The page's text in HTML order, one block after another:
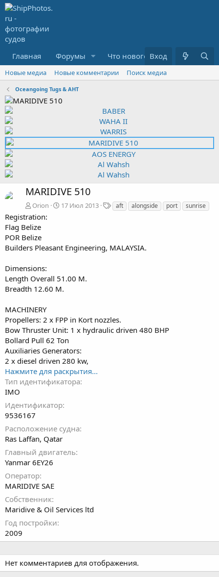
Главная Форумы Что нового? Медиа
Вход
Новые медиа Новые комментарии Поиск медиа
Oceangoing Tugs & AHT
MARIDIVE 510
Orion 17 Июл 2013
Т aft alongside port sunrise
Registration:
Flag Belize
POR Belize
Builders Pleasant Engineering, MALAYSIA.
Dimensions:
Length Overall 51.00 M.
Breadth 12.60 M.
MACHINERY
Propellers: 2 x FPP in Kort nozzles.
Bow Thruster Unit: 1 x hydraulic driven 480 BHP
Bollard Pull 62 Ton
Auxiliaries Generators:
2 x diesel driven 280 kw,
Нажмите для раскрытия...
Тип идентификатора
IMO
Идентификатор
9536167
Расположение судна
Ras Laffan, Qatar
Главный двигатель
Yanmar 6EY26
Оператор
MARIDIVE SAE
Собственник
Maridive & Oil Services ltd
Год постройки
2009
Нет комментариев для отображения.